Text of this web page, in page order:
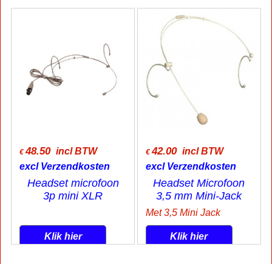
€ 48.50 incl BTW
excl Verzendkosten
Headset microfoon
3p mini XLR
Klik hier
€ 42.00 incl BTW
excl Verzendkosten
Headset Microfoon
3,5 mm Mini-Jack
Met 3,5 Mini Jack
Klik hier